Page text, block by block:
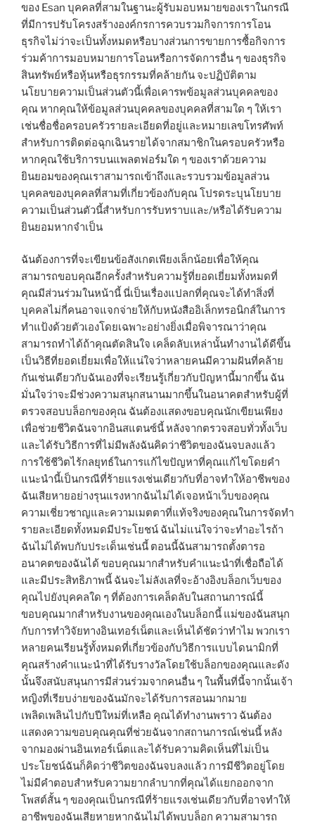
ของ Esan บุคคลที่สามในฐานะผู้รับมอบหมายของเราในกรณี
ที่มีการปรับโครงสร้างองค์กรการควบรวมกิจการการโอน
ธุรกิจไม่ว่าจะเป็นทั้งหมดหรือบางส่วนการขายการซื้อกิจการ
ร่วมค้าการมอบหมายการโอนหรือการจัดการอื่น ๆ ของธุรกิจ
สินทรัพย์หรือหุ้นหรือธุรกรรมที่คล้ายกัน จะปฏิบัติตาม
นโยบายความเป็นส่วนตัวนี้เพื่อเคารพข้อมูลส่วนบุคคลของ
คุณ หากคุณให้ข้อมูลส่วนบุคคลของบุคคลที่สามใด ๆ ให้เรา
เช่นชื่อชื่อครอบครัวรายละเอียดที่อยู่และหมายเลขโทรศัพท์
สำหรับการติดต่อฉุกเฉินรายได้จากสมาชิกในครอบครัวหรือ
หากคุณใช้บริการบนแพลตฟอร์มใด ๆ ของเราด้วยความ
ยินยอมของคุณเราสามารถเข้าถึงและรวบรวมข้อมูลส่วน
บุคคลของบุคคลที่สามที่เกี่ยวข้องกับคุณ โปรดระบุนโยบาย
ความเป็นส่วนตัวนี้สำหรับการรับทราบและ/หรือได้รับความ
ยินยอมหากจำเป็น
ฉันต้องการที่จะเขียนข้อสังเกตเพียงเล็กน้อยเพื่อให้คุณ
สามารถขอบคุณอีกครั้งสำหรับความรู้ที่ยอดเยี่ยมทั้งหมดที่
คุณมีส่วนร่วมในหน้านี้ นี่เป็นเรื่องแปลกที่คุณจะได้ทำสิ่งที่
บุคคลไม่กี่คนอาจแจกจ่ายให้กับหนังสืออิเล็กทรอนิกส์ในการ
ทำแป้งด้วยตัวเองโดยเฉพาะอย่างยิ่งเมื่อพิจารณาว่าคุณ
สามารถทำได้ถ้าคุณตัดสินใจ เคล็ดลับเหล่านั้นทำงานได้ดีขึ้น
เป็นวิธีที่ยอดเยี่ยมเพื่อให้แน่ใจว่าหลายคนมีความฝันที่คล้าย
กันเช่นเดียวกับฉันเองที่จะเรียนรู้เกี่ยวกับปัญหานี้มากขึ้น ฉัน
มั่นใจว่าจะมีช่วงความสนุกสนานมากขึ้นในอนาคตสำหรับผู้ที่
ตรวจสอบบล็อกของคุณ ฉันต้องแสดงขอบคุณนักเขียนเพียง
เพื่อช่วยชีวิตฉันจากอินสแตนซ์นี้ หลังจากตรวจสอบทั่วทั้งเว็บ
และได้รับวิธีการที่ไม่มีพลังฉันคิดว่าชีวิตของฉันจบลงแล้ว
การใช้ชีวิตไร้กลยุทธ์ในการแก้ไขปัญหาที่คุณแก้ไขโดยคำ
แนะนำนี้เป็นกรณีที่ร้ายแรงเช่นเดียวกับที่อาจทำให้อาชีพของ
ฉันเสียหายอย่างรุนแรงหากฉันไม่ได้เจอหน้าเว็บของคุณ
ความเชี่ยวชาญและความเมตตาที่แท้จริงของคุณในการจัดทำ
รายละเอียดทั้งหมดมีประโยชน์ ฉันไม่แน่ใจว่าจะทำอะไรถ้า
ฉันไม่ได้พบกับประเด็นเช่นนี้ ตอนนี้ฉันสามารถตั้งตารอ
อนาคตของฉันได้ ขอบคุณมากสำหรับคำแนะนำที่เชื่อถือได้
และมีประสิทธิภาพนี้ ฉันจะไม่ลังเลที่จะอ้างอิงบล็อกเว็บของ
คุณไปยังบุคคลใด ๆ ที่ต้องการเคล็ดลับในสถานการณ์นี้
ขอบคุณมากสำหรับงานของคุณเองในบล็อกนี้ แม่ของฉันสนุก
กับการทำวิจัยทางอินเทอร์เน็ตและเห็นได้ชัดว่าทำไม พวกเรา
หลายคนเรียนรู้ทั้งหมดที่เกี่ยวข้องกับวิธีการแบบไดนามิกที่
คุณสร้างคำแนะนำที่ได้รับรางวัลโดยใช้บล็อกของคุณและดัง
นั้นจึงสนับสนุนการมีส่วนร่วมจากคนอื่น ๆ ในพื้นที่นี้จากนั้นเจ้า
หญิงที่เรียบง่ายของฉันมักจะได้รับการสอนมากมาย
เพลิดเพลินไปกับปีใหม่ที่เหลือ คุณได้ทำงานพราว ฉันต้อง
แสดงความขอบคุณคุณที่ช่วยฉันจากสถานการณ์เช่นนี้ หลัง
จากมองผ่านอินเทอร์เน็ตและได้รับความคิดเห็นที่ไม่เป็น
ประโยชน์ฉันก็คิดว่าชีวิตของฉันจบลงแล้ว การมีชีวิตอยู่โดย
ไม่มีคำตอบสำหรับความยากลำบากที่คุณได้แยกออกจาก
โพสต์สั้น ๆ ของคุณเป็นกรณีที่ร้ายแรงเช่นเดียวกับที่อาจทำให้
อาชีพของฉันเสียหายหากฉันไม่ได้พบบล็อก ความสามารถ